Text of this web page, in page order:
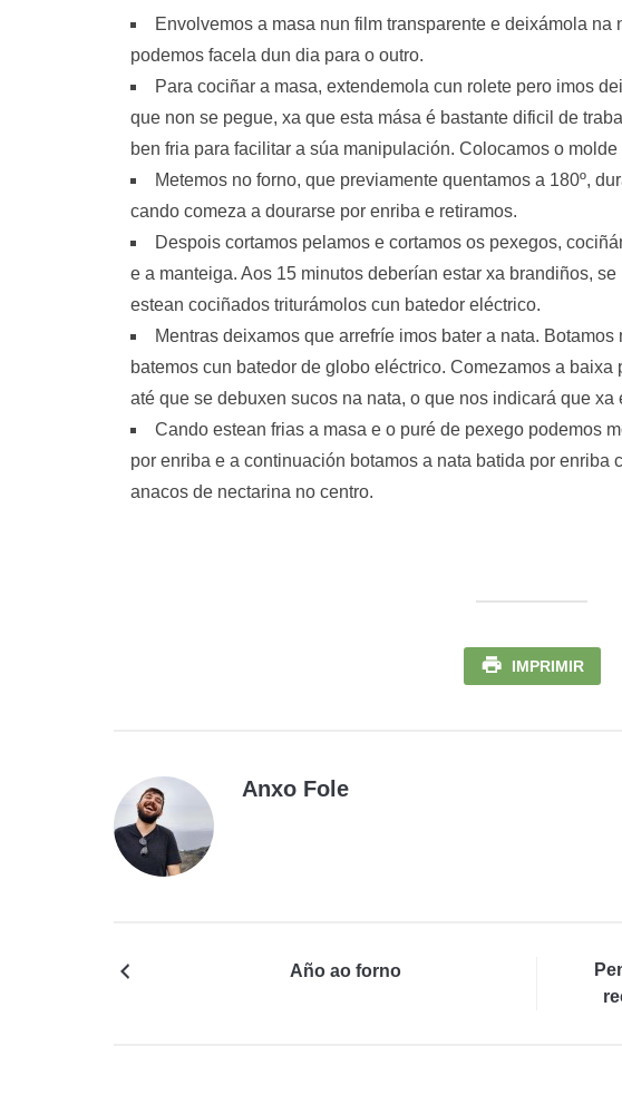
Envolvemos a masa nun film transparente e deixámola
podemos facela dun dia para o outro.
Para cociñar a masa, extendemola cun rolete pero imos
que non se pegue, xa que esta mása é bastante dificil de
ben fria para facilitar a súa manipulación. Colocamos o
Metemos no forno, que previamente quentamos a 180º,
cando comeza a dourarse por enriba e retiramos.
Despois cortamos pelamos e cortamos os pexegos,
e a manteiga. Aos 15 minutos deberían estar xa brandiños,
estean cociñados triturámolos cun batedor eléctrico.
Mentras deixamos que arrefríe imos bater a nata.
batemos cun batedor de globo eléctrico. Comezamos a
até que se debuxen sucos na nata, o que nos indicará que xa
Cando estean frias a masa e o puré de pexego podemos
por enriba e a continuación botamos a nata batida por enriba
anacos de nectarina no centro.
IMPRIMIR
Anxo Fole
Año ao forno